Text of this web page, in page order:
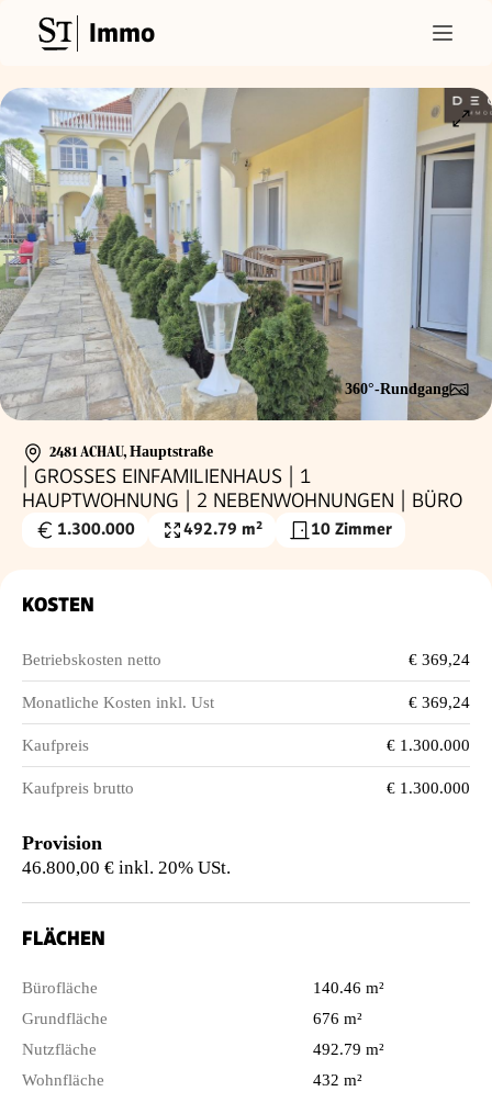
Immo
360°-Rundgang
2481 ACHAU, Hauptstraße
| GROSSES EINFAMILIENHAUS | 1
HAUPTWOHNUNG | 2 NEBENWOHNUNGEN | BÜRO
Kaufpreis
1.300.000
Nutzfläche
492.79 m² 10 Zimmer
KOSTEN
Betriebskosten netto € 369,24
Monatliche Kosten inkl. Ust € 369,24
Kaufpreis € 1.300.000
Kaufpreis brutto € 1.300.000
Provision
46.800,00 € inkl. 20% USt.
FLÄCHEN
Bürofläche
140.46 m²
Grundfläche
676 m²
Nutzfläche
492.79 m²
Wohnfläche
432 m²